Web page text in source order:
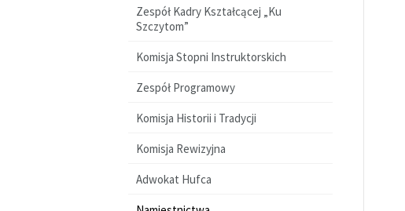
Zespół Kadry Kształcącej „Ku
Szczytom”
Komisja Stopni Instruktorskich
Zespół Programowy
Komisja Historii i Tradycji
Komisja Rewizyjna
Adwokat Hufca